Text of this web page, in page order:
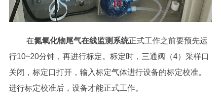
在氮氧化物尾气在线监测系统正式工作之前要预先运
行10~20分钟，再进行标定。标定时，三通阀（4）采样口
关闭，标定口打开，输入标定气体进行设备的标定校准。
进行标定校准后，设备才能正式工作。